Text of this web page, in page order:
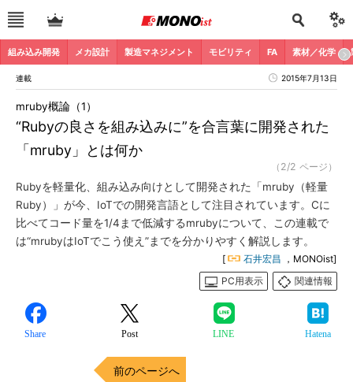
組み込み開発 メカ設計 製造マネジメント モビリティ FA 素材／化学
連載 2015年7月13日
“Rubyの良さを組み込みに”を合言葉に開発された
「mruby」とは何か
mruby概論（1）
（2/2 ページ）
Rubyを軽量化、組み込み向けとして開発された「mruby（軽量
Ruby）」が今、IoTでの開発言語として注目されています。Cに
比べてコード量を1/4まで低減するmrubyについて、この連載で
は“mrubyはIoTでこう使え”までを分かりやすく解説します。
[ 石井宏昌 ，MONOist]
PC用表示
関連情報
Share Post LINE Hatena
前のページへ